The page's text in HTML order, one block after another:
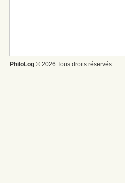
PhiloLog © 2026 Tous droits réservés.